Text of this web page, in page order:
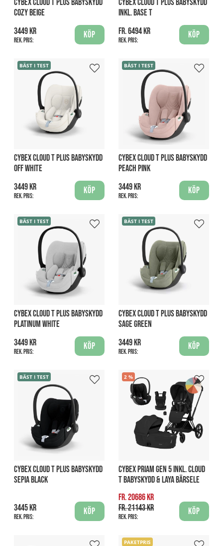
CYBEX CLOUD T PLUS BABYSKYDD
COZY BEIGE
3449 kr
Rek. pris:
Köp
CYBEX CLOUD T PLUS BABYSKYDD
INKL. BASE T
fr. 6494 kr
Rek. pris:
Köp
BÄST I TEST
CYBEX CLOUD T PLUS BABYSKYDD
OFF WHITE
3449 kr
Rek. pris:
Köp
BÄST I TEST
CYBEX CLOUD T PLUS BABYSKYDD
PEACH PINK
3449 kr
Rek. pris:
Köp
BÄST I TEST
CYBEX CLOUD T PLUS BABYSKYDD
PLATINUM WHITE
3449 kr
Rek. pris:
Köp
BÄST I TEST
CYBEX CLOUD T PLUS BABYSKYDD
SAGE GREEN
3449 kr
Rek. pris:
Köp
BÄST I TEST
CYBEX CLOUD T PLUS BABYSKYDD
SEPIA BLACK
3445 kr
Rek. pris:
Köp
2
CYBEX PRIAM GEN 5 INKL. CLOUD
T BABYSKYDD & LAYA BÄRSELE
fr. 20686 kr
fr. 21143 kr
Rek. pris:
Köp
PAKETPRIS